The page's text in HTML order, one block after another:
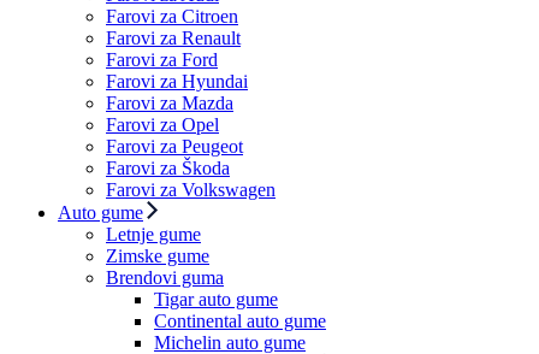
Farovi za Citroen
Farovi za Renault
Farovi za Ford
Farovi za Hyundai
Farovi za Mazda
Farovi za Opel
Farovi za Peugeot
Farovi za Škoda
Farovi za Volkswagen
Auto gume
Letnje gume
Zimske gume
Brendovi guma
Tigar auto gume
Continental auto gume
Michelin auto gume